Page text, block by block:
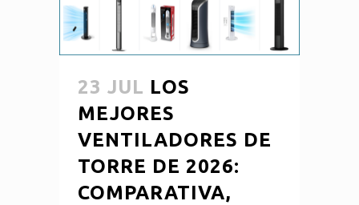
23 JUL LOS
MEJORES
VENTILADORES DE
TORRE DE 2026:
COMPARATIVA,